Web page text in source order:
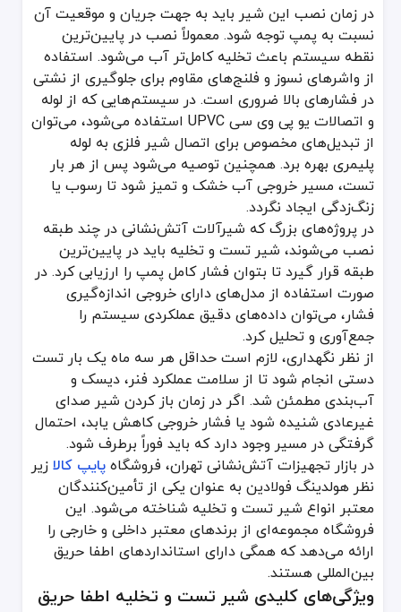
در زمان نصب این شیر باید به جهت جریان و موقعیت آن
نسبت به پمپ توجه شود. معمولاً نصب در پایین‌ترین
نقطه سیستم باعث تخلیه کامل‌تر آب می‌شود. استفاده
از واشرهای نسوز و فلنج‌های مقاوم برای جلوگیری از نشتی
در فشارهای بالا ضروری است. در سیستم‌هایی که از لوله
و اتصالات یو پی وی سی UPVC استفاده می‌شود، می‌توان
از تبدیل‌های مخصوص برای اتصال شیر فلزی به لوله
پلیمری بهره برد. همچنین توصیه می‌شود پس از هر بار
تست، مسیر خروجی آب خشک و تمیز شود تا رسوب یا
زنگ‌زدگی ایجاد نگردد.
در پروژه‌های بزرگ که شیرآلات آتش‌نشانی در چند طبقه
نصب می‌شوند، شیر تست و تخلیه باید در پایین‌ترین
طبقه قرار گیرد تا بتوان فشار کامل پمپ را ارزیابی کرد. در
صورت استفاده از مدل‌های دارای خروجی اندازه‌گیری
فشار، می‌توان داده‌های دقیق عملکردی سیستم را
جمع‌آوری و تحلیل کرد.
از نظر نگهداری، لازم است حداقل هر سه ماه یک بار تست
دستی انجام شود تا از سلامت عملکرد فنر، دیسک و
آب‌بندی مطمئن شد. اگر در زمان باز کردن شیر صدای
غیرعادی شنیده شود یا فشار خروجی کاهش یابد، احتمال
گرفتگی در مسیر وجود دارد که باید فوراً برطرف شود.
در بازار تجهیزات آتش‌نشانی تهران، فروشگاهپایپ کالازیر
نظر هولدینگ فولادین به عنوان یکی از تأمین‌کنندگان
معتبر انواع شیر تست و تخلیه شناخته می‌شود. این
فروشگاه مجموعه‌ای از برندهای معتبر داخلی و خارجی را
ارائه می‌دهد که همگی دارای استانداردهای اطفا حریق
بین‌المللی هستند.
ویژگی‌های کلیدی شیر تست و تخلیه اطفا حریق